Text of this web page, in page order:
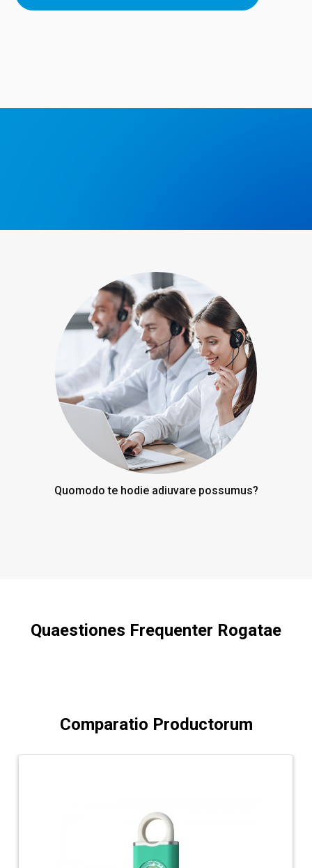
Quomodo te hodie adiuvare possumus?
Quaestiones Frequenter Rogatae
Comparatio Productorum